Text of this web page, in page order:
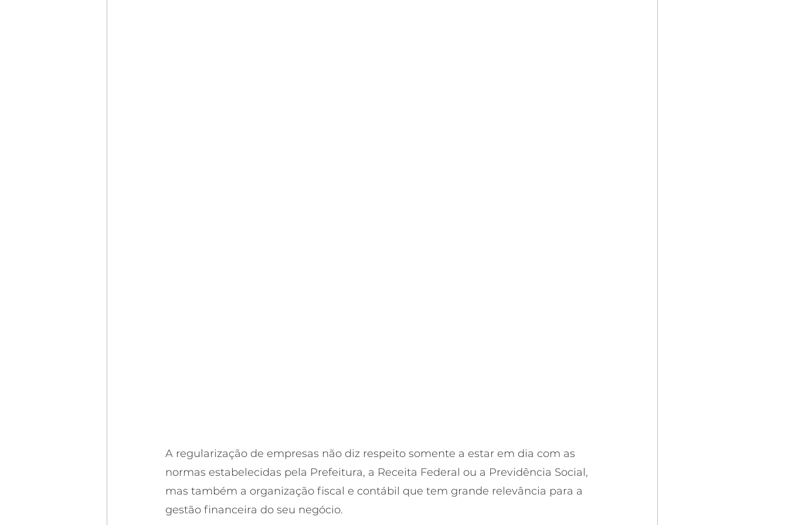
A regularização de empresas não diz respeito somente a estar em dia com as
normas estabelecidas pela Prefeitura, a Receita Federal ou a Previdência Social,
mas também a organização fiscal e contábil que tem grande relevância para a
gestão financeira do seu negócio.